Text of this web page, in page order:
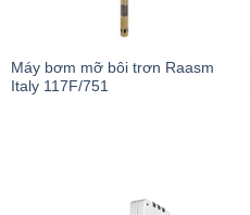
Máy bơm mỡ bôi trơn Raasm
Italy 117F/751